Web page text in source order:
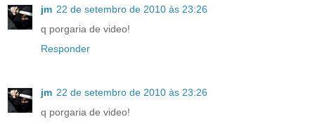
jm 22 de setembro de 2010 às 23:26
q porgaria de video!
Responder
jm 22 de setembro de 2010 às 23:26
q porgaria de video!